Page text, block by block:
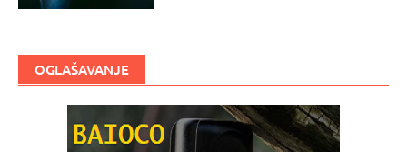
OGLAŠAVANJE